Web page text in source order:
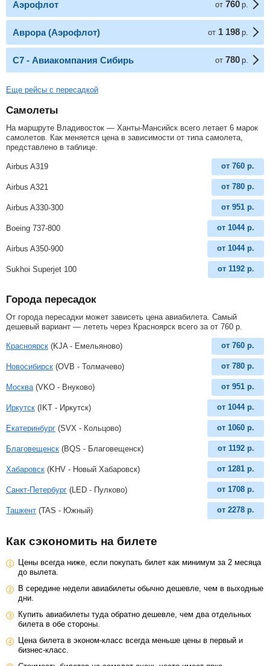
Аэрофлот от 760 р.
Аврора (Аэрофлот) от 1 198 р.
С7 - Авиакомпания Сибирь от 780 р.
Еще рейсы с пересадкой
Самолеты
На маршруте Владивосток — Ханты-Мансийск всего летает 6 марок
самолетов. Как меняется цена в зависимости от типа самолета,
представлено в таблице.
Airbus A319 от 760 р.
Airbus A321 от 780 р.
Airbus A330-300 от 951 р.
Boeing 737-800 от 1044 р.
Airbus A350-900 от 1044 р.
Sukhoi Superjet 100 от 1192 р.
Города пересадок
От города пересадки может зависеть цена авиабилета. Самый
дешевый вариант — лететь через Красноярск всего за от 760 р
Красноярск (KJA - Емельяново) от 760 р.
Новосибирск (OVB - Толмачево) от 780 р.
Москва (VKO - Внуково) от 951 р.
Иркутск (IKT - Иркутск) от 1044 р.
Екатеринбург (SVX - Кольцово) от 1060 р.
Благовещенск (BQS - Благовещенск) от 1192 р.
Хабаровск (KHV - Новый Хабаровск) от 1281 р.
Санкт-Петербург (LED - Пулково) от 1708 р.
Ташкент (TAS - Южный) от 2278 р.
Как сэкономить на билете
Цены всегда ниже, если покупать билет как минимум за 2 месяца
до вылета.
В середине недели авиабилеты обычно дешевле, чем в выходные
дни.
Купить авиабилеты туда обратно дешевле, чем два отдельных
билета в обе стороны.
Цена билета в эконом-класс всегда меньше цены в первый и
бизнес-класс.